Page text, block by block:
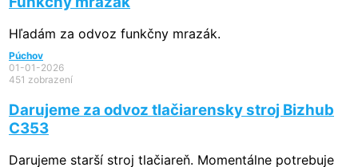
Hľadám za odvoz funkčny mrazák.
Púchov
01-01-2026
451 zobrazení
Darujeme za odvoz tlačiarensky stroj Bizhub
C353
Darujeme starší stroj tlačiareň. Momentálne potrebuje